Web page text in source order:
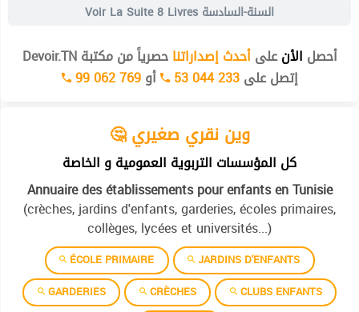
Voir La Suite 8 Livres السنة-السادسة
أحصل الأنعلىأحدث إصداراتناحصرياً من مكتبة Devoir.TN
إتصل على53 044 233 أو99 062 769
🤔 وين نقري صغيري
كل المؤسسات التربوية العمومية و الخاصة
Annuaire des établissements pour enfants en Tunisie
(crèches, jardins d'enfants, garderies, écoles primaires,
collèges, lycées et universités...)
ÉCOLE PRIMAIRE
JARDINS D'ENFANTS
GARDERIES
CRÈCHES
CLUBS ENFANTS